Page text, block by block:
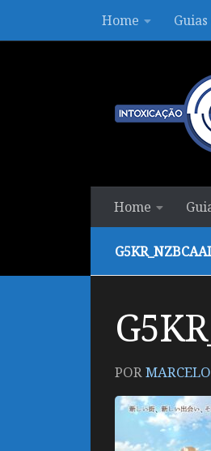
Skip to contentHome
Home
POR